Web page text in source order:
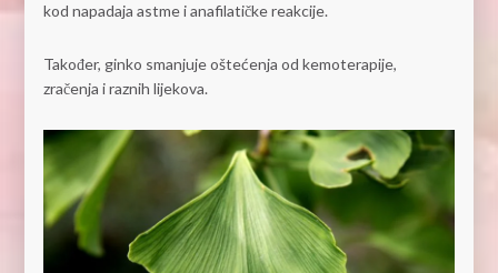
kod napadaja astme i anafilatičke reakcije.
Također, ginko smanjuje oštećenja od kemoterapije,
zračenja i raznih lijekova.